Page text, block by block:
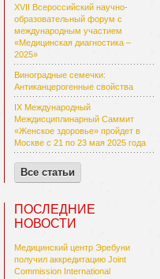
XVII Всероссийский научно-
образовательный форум с
международным участием
«Медицинская диагностика –
2025»
Виноградные семечки:
Антиканцерогенные свойства
IX Международный
Междисциплинарный Саммит
«Женское здоровье» пройдет в
Москве с 21 по 23 мая 2025 года
Все статьи
ПОСЛЕДНИЕ
НОВОСТИ
Медицинский центр Эребуни
получил аккредитацию Joint
Commission International